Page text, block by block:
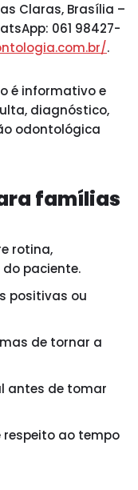
Claras, Brasília –
061 98427-
.
é informativo e
diagnóstico,
odontológica
famílias
rotina,
paciente.
positivas ou
de tornar a
antes de tomar
respeito ao tempo